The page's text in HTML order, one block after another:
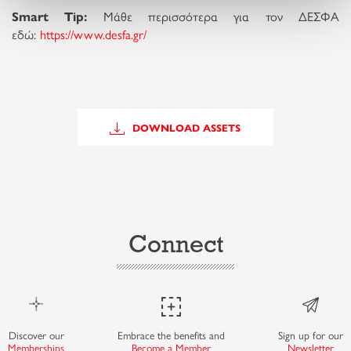
Smart Tip: Μάθε περισσότερα για τον ΔΕΣΦΑ
εδώ: https://www.desfa.gr/
DOWNLOAD ASSETS
Connect
Discover our
Memberships
Embrace the benefits and
Become a Member
Sign up for our
Newsletter